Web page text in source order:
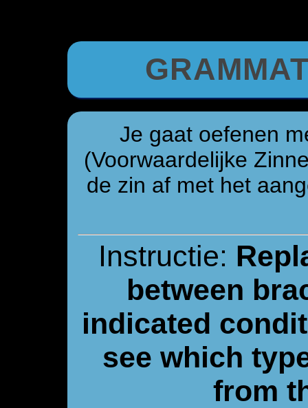
Je gaat oefenen
(Voorwaardelijke
de zin af met het
Instructie:
between
indicated
see which
from